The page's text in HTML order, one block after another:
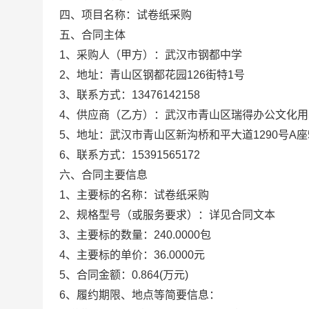
四、项目名称： 试卷纸采购
五、合同主体
1、采购人（甲方）： 武汉市钢都中学
2、地址： 青山区钢都花园126街特1号
3、联系方式： 13476142158
4、供应商（乙方）： 武汉市青山区瑞得办公文化
5、地址： 武汉市青山区新沟桥和平大道1290号A
6、联系方式： 15391565172
六、合同主要信息
1、主要标的名称： 试卷纸采购
2、规格型号（或服务要求）： 详见合同文本
3、主要标的数量： 240.0000包
4、主要标的单价： 36.0000元
5、合同金额： 0.864(万元)
6、履约期限、地点等简要信息：